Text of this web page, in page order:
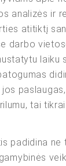
analizės ir
atitiktį
darbo
laiku
tai
padidina ne